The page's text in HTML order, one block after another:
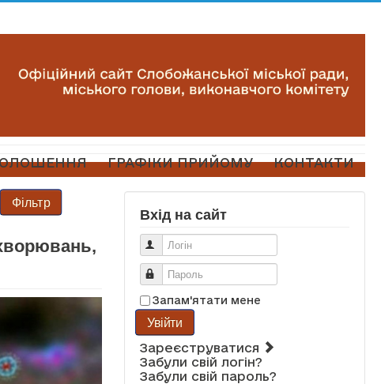
ГРАФІКИ ПРИЙОМУ КОНТАКТИ
Фільтр
Вхід на сайт
Логін
Пароль
Запам'ятати мене
Увійти
Зареєструватися
Забули свій логін?
Забули свій пароль?